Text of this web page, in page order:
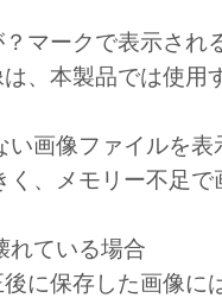
マーケティングジ
センサーは、本ソ
て生ずる直接的ま
、いかなる場合に
政府または該当国
しに、本ソフトウ
間接に輸出しては
マークで表示され
、本製品では使用
い画像ファイルを
く、メモリー不足
れている場合
に保存した画像に